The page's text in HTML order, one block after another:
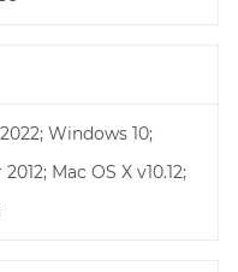
Windows 10;
Mac OS X v10.12;